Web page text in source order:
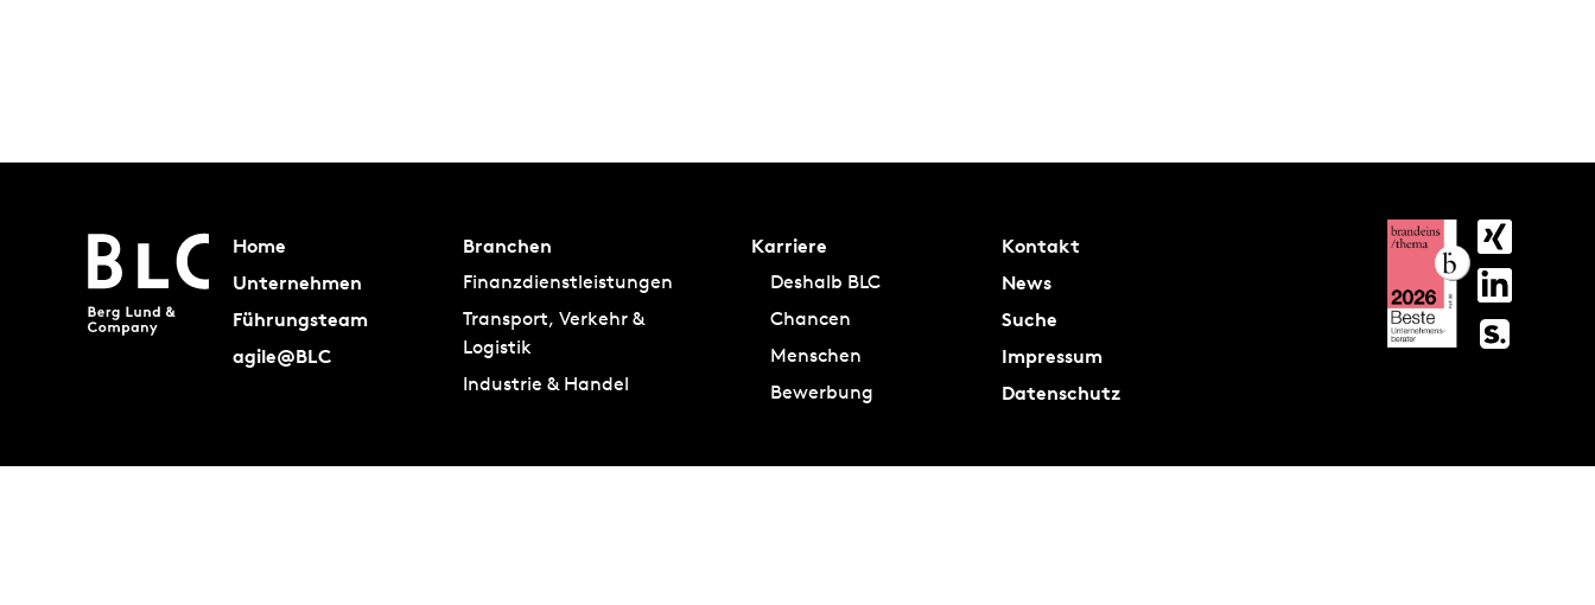
Home
Unternehmen
Führungsteam
agile@BLC
Branchen
Finanzdienstleistungen
Transport, Verkehr &
Logistik
Industrie & Handel
Karriere
Deshalb BLC
Chancen
Menschen
Bewerbung
Kontakt
News
Suche
Impressum
Datenschutz